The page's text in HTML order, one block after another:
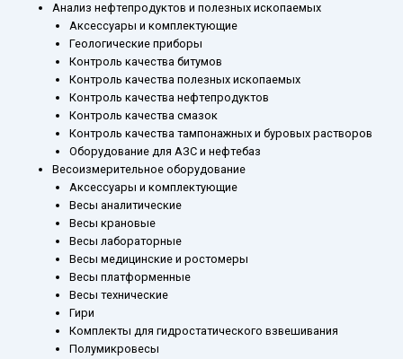
Анализ нефтепродуктов и полезных ископаемых
Аксессуары и комплектующие
Геологические приборы
Контроль качества битумов
Контроль качества полезных ископаемых
Контроль качества нефтепродуктов
Контроль качества смазок
Контроль качества тампонажных и буровых растворов
Оборудование для АЗС и нефтебаз
Весоизмерительное оборудование
Аксессуары и комплектующие
Весы аналитические
Весы крановые
Весы лабораторные
Весы медицинские и ростомеры
Весы платформенные
Весы технические
Гири
Комплекты для гидростатического взвешивания
Полумикровесы
Бутыль
лабораторная
делениями